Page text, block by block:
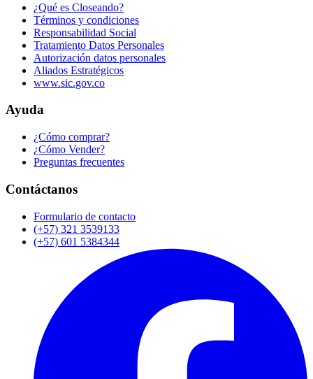
¿Qué es Closeando?
Términos y condiciones
Responsabilidad Social
Tratamiento Datos Personales
Autorización datos personales
Aliados Estratégicos
www.sic.gov.co
Ayuda
¿Cómo comprar?
¿Cómo Vender?
Preguntas frecuentes
Contáctanos
Formulario de contacto
(+57) 321 3539133
(+57) 601 5384344